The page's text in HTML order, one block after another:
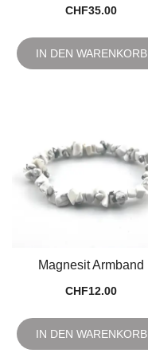
CHF35.00
IN DEN WARENKORB
Magnesit Armband
CHF12.00
IN DEN WARENKORB